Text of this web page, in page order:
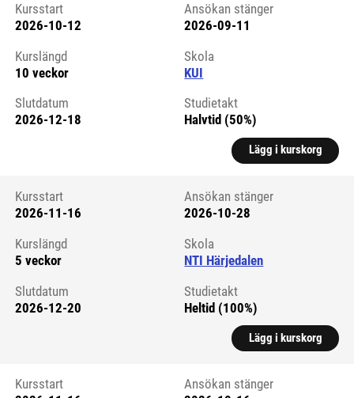
Kursstart 6059553
Kursstart
2026-10-12
Ansökan stänger
2026-09-11
Kurslängd
10 veckor
Skola
KUI
Slutdatum
2026-12-18
Studietakt
Halvtid (50%)
Lägg i kurskorg
Kursstart 6294152
Kursstart
2026-11-16
Ansökan stänger
2026-10-28
Kurslängd
5 veckor
Skola
NTI Härjedalen
Slutdatum
2026-12-20
Studietakt
Heltid (100%)
Lägg i kurskorg
Kursstart
Ansökan stänger